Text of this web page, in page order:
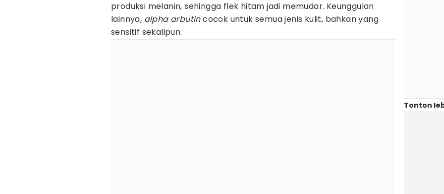
produksi melanin, sehingga flek hitam jadi memudar. Keunggulan
lainnya, alpha arbutincocok untuk semua jenis kulit, bahkan yang
sensitif sekalipun.
Tonton